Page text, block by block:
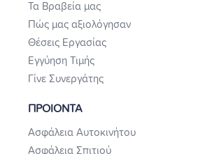
Τα Βραβεία μας
Πώς μας αξιολόγησαν
Θέσεις Εργασίας
Εγγύηση Τιμής
Γίνε Συνεργάτης
ΠΡΟΙΟΝΤΑ
Ασφάλεια Αυτοκινήτου
Ασφάλεια Σπιτιού